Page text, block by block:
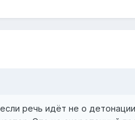
речь идёт не о